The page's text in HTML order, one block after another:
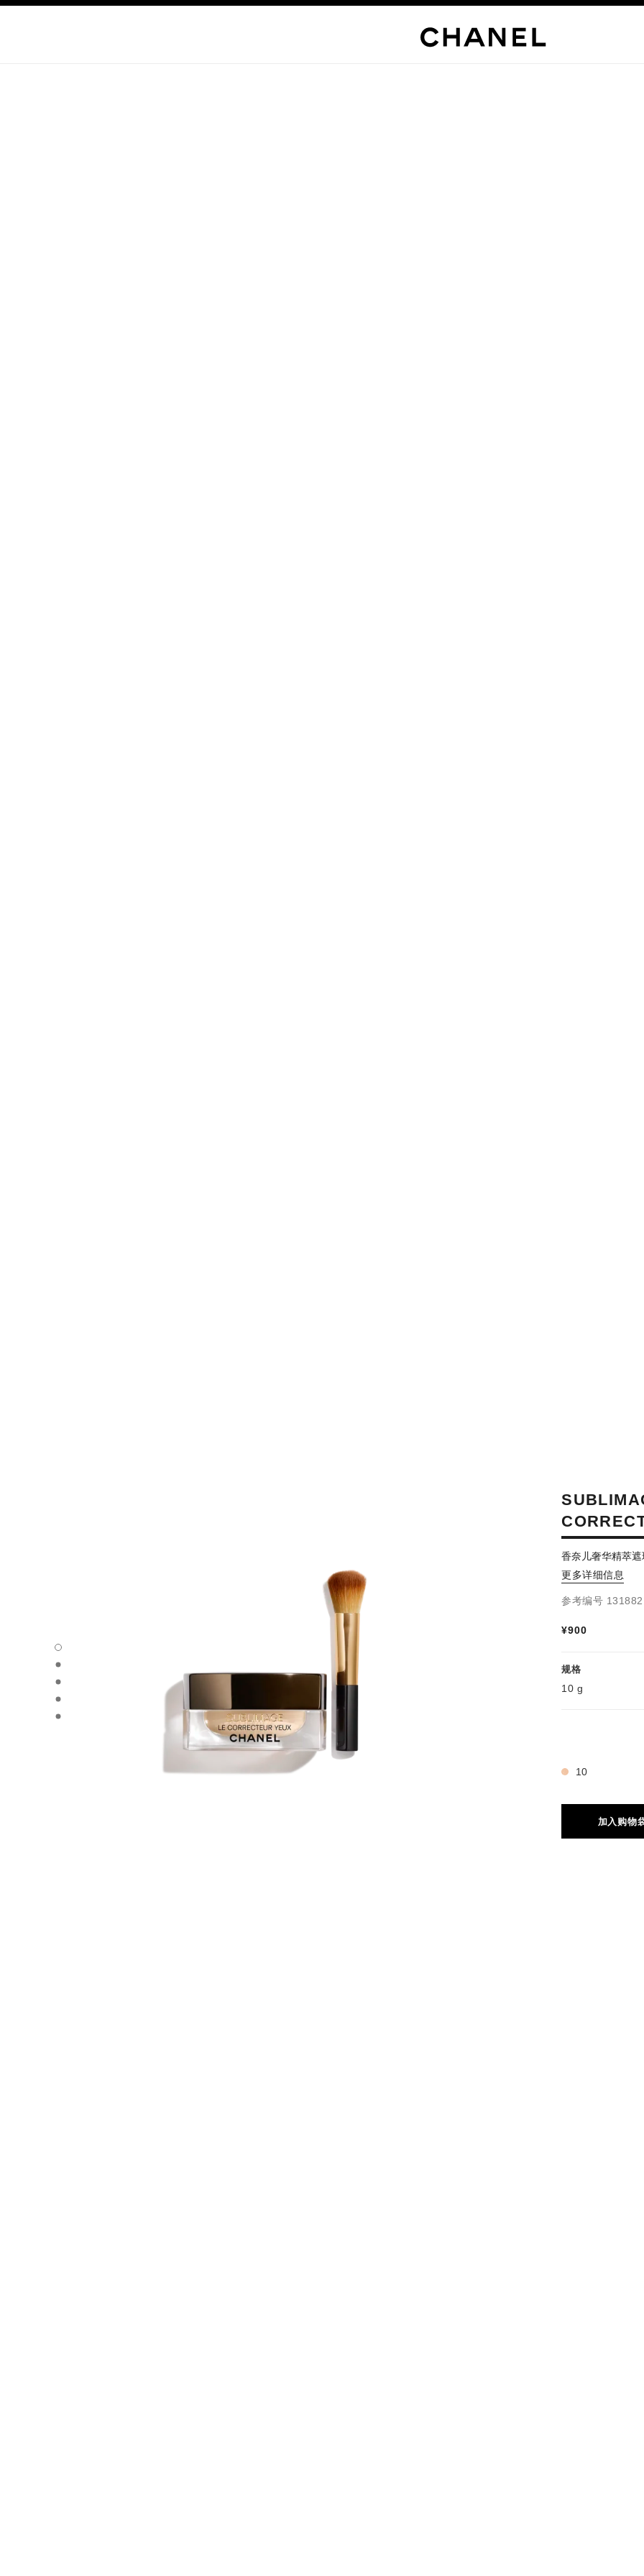
SUBLIMAGE LE CORRECTEUR YEUX - 默认视图
SUBLIMAGE LE CORRECTEUR YEUX - 备用视图1
SUBLIMAGE LE CORRECTEUR YEUX - 基本纹理视图
SUBLIMAGE LE CORRECTEUR YEUX - product.packShot.APPLICATION_VISUAL_1
SUBLIMAGE LE CORRECTEUR YEUX - product.packShot.APPLICATION_VISUAL_2
香奈儿奢华精萃遮
更多详细信息
参考编号 131882
¥900
规格
10 g
10
加入购物